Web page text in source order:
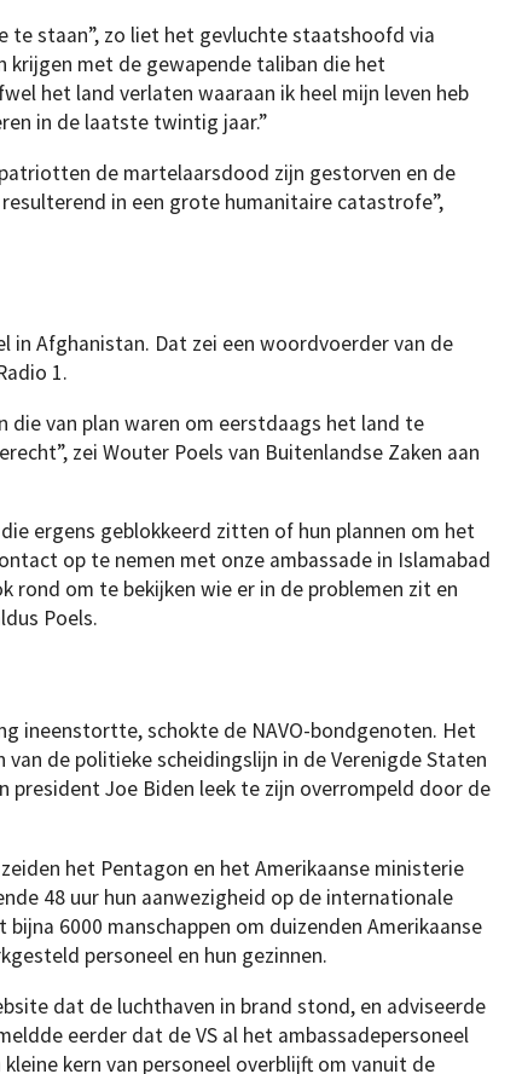
te staan”, zo liet het gevluchte staatshoofd via
krijgen met de gewapende taliban die het
het land verlaten waaraan ik heel mijn leven heb
in de laatste twintig jaar.”
de martelaarsdood zijn gestorven en de
in een grote humanitaire catastrofe”,
in Afghanistan. Dat zei een woordvoerder van de
1.
die van plan waren om eerstdaags het land te
zei Wouter Poels van Buitenlandse Zaken aan
ergens geblokkeerd zitten of hun plannen om het
op te nemen met onze ambassade in Islamabad
rond om te bekijken wie er in de problemen zit en
Poels.
ineenstortte, schokte de NAVO-bondgenoten. Het
de politieke scheidingslijn in de Verenigde Staten
president Joe Biden leek te zijn overrompeld door de
het Pentagon en het Amerikaanse ministerie
48 uur hun aanwezigheid op de internationale
6000 manschappen om duizenden Amerikaanse
personeel en hun gezinnen.
dat de luchthaven in brand stond, en adviseerde
eerder dat de VS al het ambassadepersoneel
kern van personeel overblijft om vanuit de